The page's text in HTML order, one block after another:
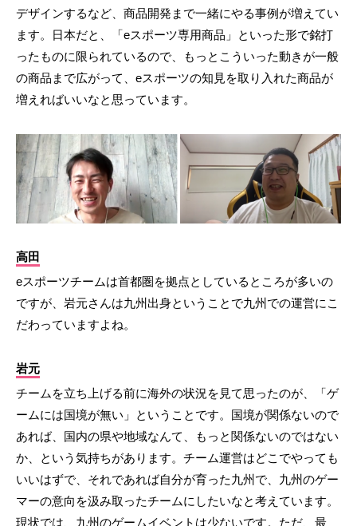
デザインするなど、商品開発まで一緒にやる事例が増えてい
ます。日本だと、「eスポーツ専用商品」といった形で銘打
ったものに限られているので、もっとこういった動きが一般
の商品まで広がって、eスポーツの知見を取り入れた商品が
増えればいいなと思っています。
高田
eスポーツチームは首都圏を拠点としているところが多いの
ですが、岩元さんは九州出身ということで九州での運営にこ
だわっていますよね。
岩元
チームを立ち上げる前に海外の状況を見て思ったのが、「ゲ
ームには国境が無い」ということです。国境が関係ないので
あれば、国内の県や地域なんて、もっと関係ないのではない
か、という気持ちがあります。チーム運営はどこでやっても
いいはずで、それであれば自分が育った九州で、九州のゲー
マーの意向を汲み取ったチームにしたいなと考えています。
現状では、九州のゲームイベントは少ないです。ただ、最